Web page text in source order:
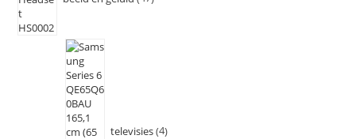
televisies 4